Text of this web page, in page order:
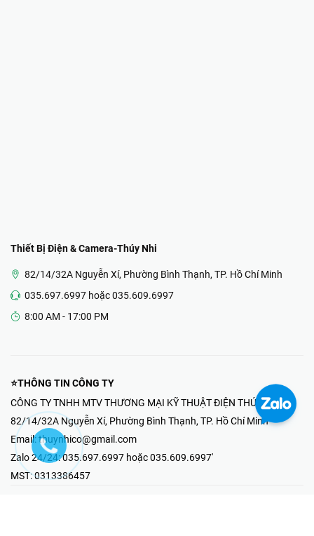
Thiết Bị Điện & Camera-Thúy Nhi
82/14/32A Nguyễn Xí, Phường Bình Thạnh, TP. Hồ Chí Minh
035.697.6997 hoặc 035.609.6997
8:00 AM - 17:00 PM
⭐THÔNG TIN CÔNG TY
CÔNG TY TNHH MTV THƯƠNG MẠI KỸ THUẬT ĐIỆN THÚY NHI
82/14/32A Nguyễn Xí, Phường Bình Thạnh, TP. Hồ Chí Minh
Email: thuynhico@gmail.com
Zalo 24/24:035.697.6997 hoặc 035.609.6997'
MST:0313386457